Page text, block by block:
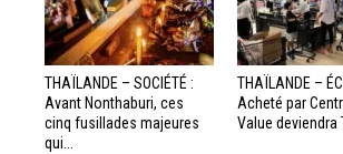
THAÏLANDE – SOCIÉTÉ :
Avant Nonthaburi, ces
cinq fusillades majeures
qui...
THAÏLANDE –
Acheté par
Value deviendra